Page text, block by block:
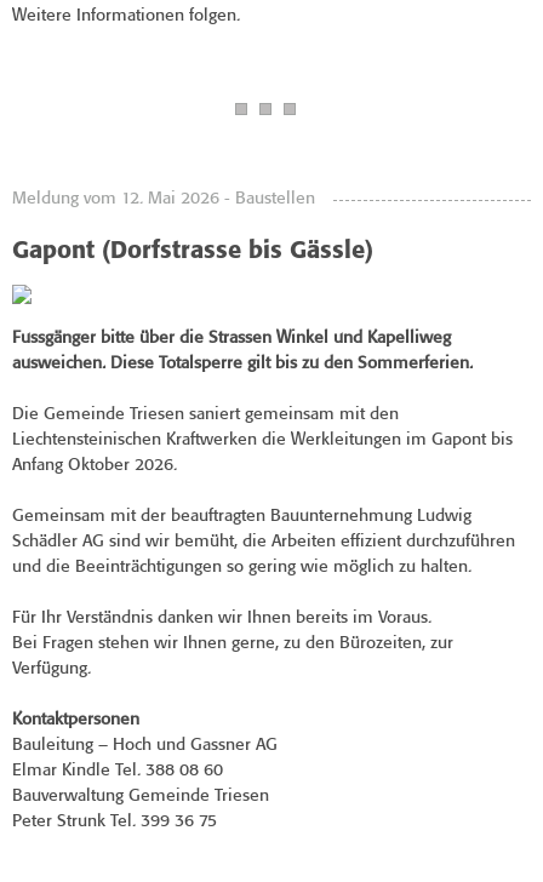
Weitere Informationen folgen.
Meldung vom 12. Mai 2026 - Baustellen
Gapont (Dorfstrasse bis Gässle)
Fussgänger bitte über die Strassen Winkel und Kapelliweg
ausweichen. Diese Totalsperre gilt bis zu den Sommerferien.
Die Gemeinde Triesen saniert gemeinsam mit den
Liechtensteinischen Kraftwerken die Werkleitungen im Gapont bis
Anfang Oktober 2026.
Gemeinsam mit der beauftragten Bauunternehmung Ludwig
Schädler AG sind wir bemüht, die Arbeiten effizient durchzuführen
und die Beeinträchtigungen so gering wie möglich zu halten.
Für Ihr Verständnis danken wir Ihnen bereits im Voraus.
Bei Fragen stehen wir Ihnen gerne, zu den Bürozeiten, zur
Verfügung.
Kontaktpersonen
Bauleitung – Hoch und Gassner AG
Elmar Kindle Tel. 388 08 60
Bauverwaltung Gemeinde Triesen
Peter Strunk Tel. 399 36 75